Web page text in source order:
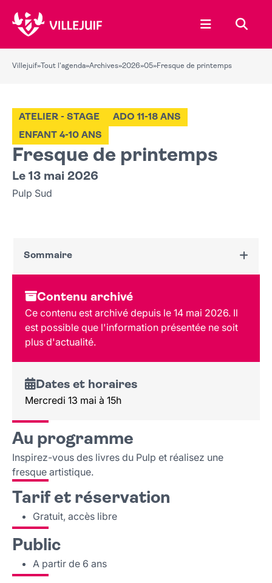
Ouvrir le
Villejuif» Tout l'agenda»Archives»2026»05»Fresque de printemps
Fresque de printemps
ATELIER - STAGE
ADO 11-18 ANS
ENFANT 4-10 ANS
Le 13 mai 2026
Pulp Sud
Sommaire
Dates et horaires
Au programme
Tarif et réservation
Public
Lieu et contact
Contenu archivé
Ce contenu est archivé depuis le 14 mai 2026. Il
est possible que l'information présentée ne soit
plus d'actualité.
Dates et horaires
Mercredi 13 mai à 15h
Au programme
Inspirez-vous des livres du Pulp et réalisez une
fresque artistique.
Tarif et réservation
Gratuit, accès libre
Public
A partir de 6 ans